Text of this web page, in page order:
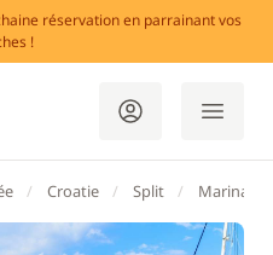
réservation en parrainant vos
!
Croatie Split Marina